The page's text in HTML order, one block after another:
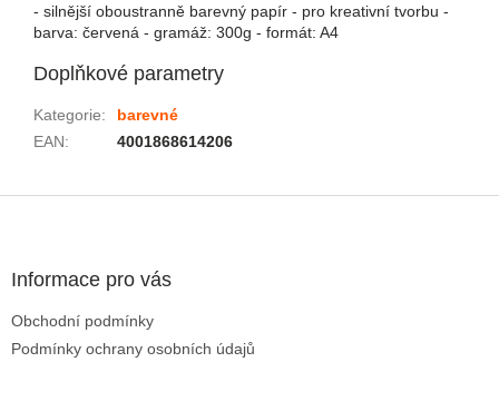
- silnější oboustranně barevný papír - pro kreativní tvorbu -
barva: červená - gramáž: 300g - formát: A4
Doplňkové parametry
Kategorie:
barevné
EAN: 4001868614206
Informace pro vás
Obchodní podmínky
Podmínky ochrany osobních údajů